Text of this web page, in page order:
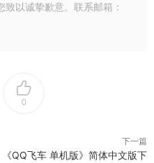
以诚挚歉意。联系邮箱：
0
下一篇
《QQ飞车 单机版》简体中文版下